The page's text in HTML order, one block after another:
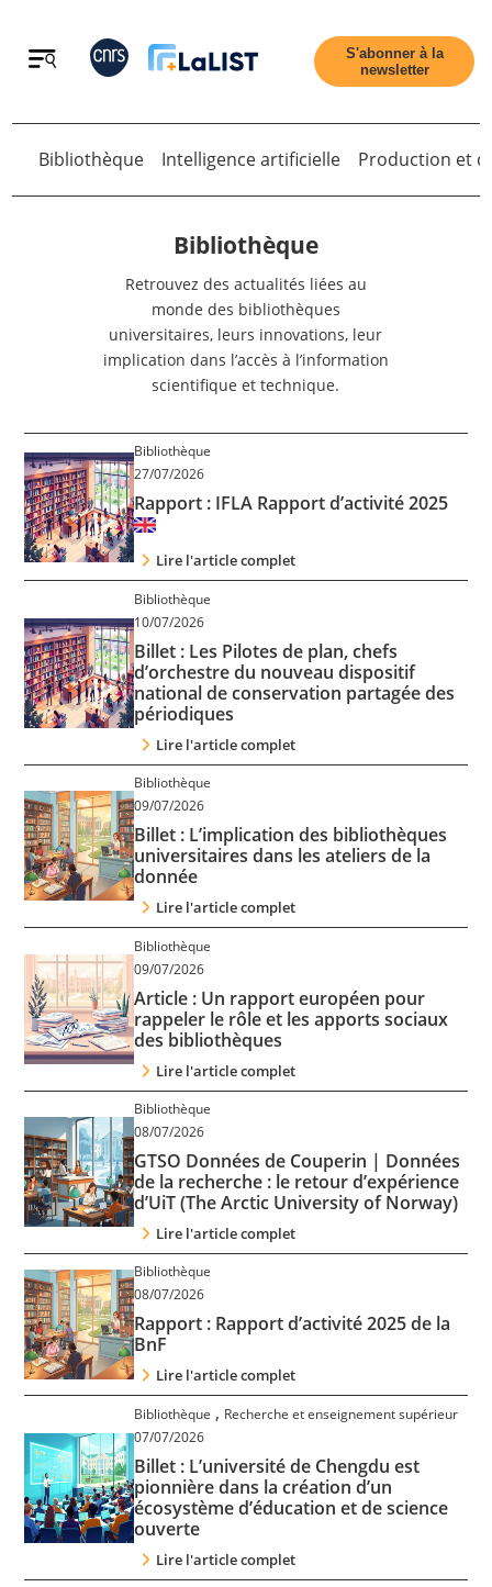
Retour
Tous les articles
Qui sommes nous ?
Contact
S'abonner à la
newsletter
Bibliothèque Intelligence artificielle Production et
Bibliothèque
Retrouvez des actualités liées au
monde des bibliothèques
universitaires, leurs innovations, leur
implication dans l’accès à l’information
scientifique et technique.
Bibliothèque
27/07/2026
Rapport : IFLA Rapport d’activité 2025
Lire l'article complet
Bibliothèque
10/07/2026
Billet : Les Pilotes de plan, chefs
d’orchestre du nouveau dispositif
national de conservation partagée des
périodiques
Lire l'article complet
Bibliothèque
09/07/2026
Billet : L’implication des bibliothèques
universitaires dans les ateliers de la
donnée
Lire l'article complet
Bibliothèque
09/07/2026
Article : Un rapport européen pour
rappeler le rôle et les apports sociaux
des bibliothèques
Lire l'article complet
Bibliothèque
08/07/2026
GTSO Données de Couperin | Données
de la recherche : le retour d’expérience
d’UiT (The Arctic University of Norway)
Lire l'article complet
Bibliothèque
08/07/2026
Rapport : Rapport d’activité 2025 de la
BnF
Lire l'article complet
Bibliothèque , Recherche et enseignement supérieur
07/07/2026
Billet : L’université de Chengdu est
pionnière dans la création d’un
écosystème d’éducation et de science
ouverte
Lire l'article complet